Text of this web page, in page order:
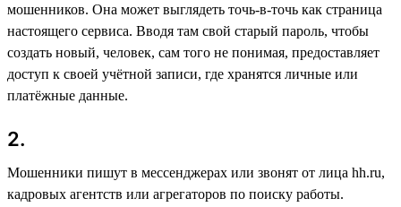
мошенников. Она может выглядеть точь-в-точь как страница
настоящего сервиса. Вводя там свой старый пароль, чтобы
создать новый, человек, сам того не понимая, предоставляет
доступ к своей учётной записи, где хранятся личные или
платёжные данные.
2.
Мошенники пишут в мессенджерах или звонят от лица hh.ru,
кадровых агентств или агрегаторов по поиску работы.